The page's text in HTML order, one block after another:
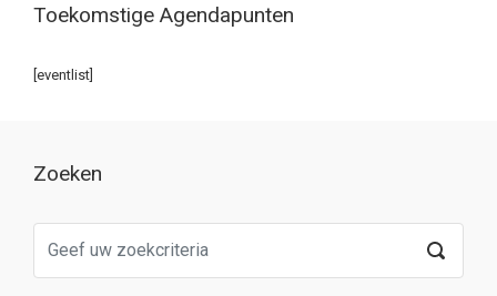
Toekomstige Agendapunten
[eventlist]
Zoeken